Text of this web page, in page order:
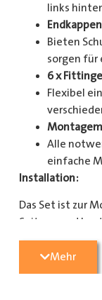
links
Bieten
sorgen für
6 x
Flexibel
Alle
einfache
Installation:
Das Set ist zur
Seitenwand
Mit diesem
Mehr